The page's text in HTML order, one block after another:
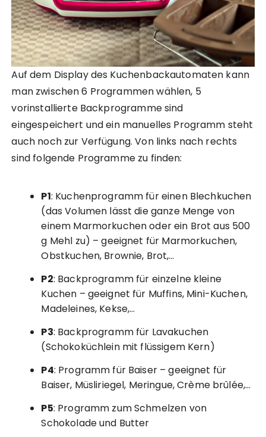
Auf dem Display des Kuchenbackautomaten kann
man zwischen 6 Programmen wählen, 5
vorinstallierte Backprogramme sind
eingespeichert und ein manuelles Programm steht
auch noch zur Verfügung. Von links nach rechts
sind folgende Programme zu finden:
P1: Kuchenprogramm für einen Blechkuchen
(das Volumen lässt die ganze Menge von
einem Marmorkuchen oder ein Brot aus 500
g Mehl zu) – geeignet für Marmorkuchen,
Obstkuchen, Brownie, Brot,…
P2: Backprogramm für einzelne kleine
Kuchen – geeignet für Muffins, Mini-Kuchen,
Madeleines, Kekse,…
P3: Backprogramm für Lavakuchen
(Schokoküchlein mit flüssigem Kern)
P4: Programm für Baiser – geeignet für
Baiser, Müsliriegel, Meringue, Crème brûlée,…
P5: Programm zum Schmelzen von
Schokolade und Butter